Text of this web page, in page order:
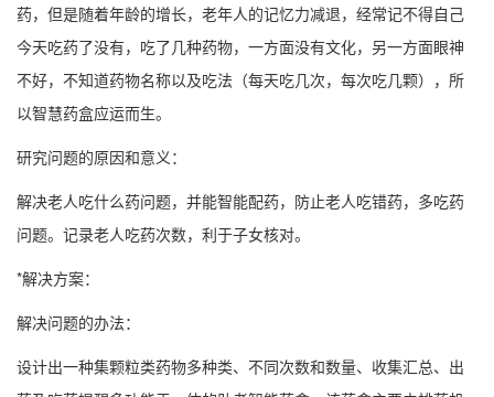
药，但是随着年龄的增长，老年人的记忆力减退，经常记不得自己
今天吃药了没有，吃了几种药物，一方面没有文化，另一方面眼神
不好，不知道药物名称以及吃法（每天吃几次，每次吃几颗），所
以智慧药盒应运而生。
研究问题的原因和意义：
解决老人吃什么药问题，并能智能配药，防止老人吃错药，多吃药
问题。记录老人吃药次数，利于子女核对。
*解决方案：
解决问题的办法：
设计出一种集颗粒类药物多种类、不同次数和数量、收集汇总、出